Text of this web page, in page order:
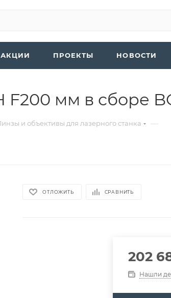
АКЦИИ ПРОЕКТЫ НОВОСТИ
F200 мм в сборе
и объективы для лазерного станка —
ОТЛОЖИТЬ СРАВНИТЬ
202
Нашли